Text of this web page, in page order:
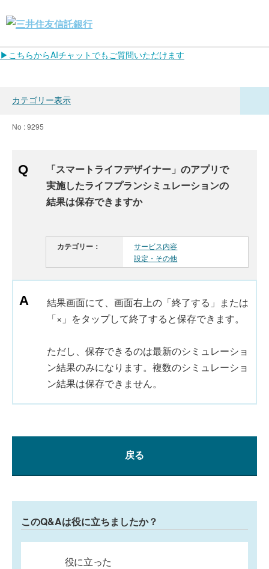
▶こちらからAIチャットでもご質問いただけます
カテゴリー表示
No : 9295
「スマートライフデザイナー」のアプリで
実施したライフプランシミュレーションの
結果は保存できますか
カテゴリー：
サービス内容
設定・その他
結果画面にて、画面右上の「終了する」または
「×」をタップして終了すると保存できます。
ただし、保存できるのは最新のシミュレーショ
ン結果のみになります。複数のシミュレーショ
ン結果は保存できません。
戻る
このQ&Aは役に立ちましたか？
役に立った